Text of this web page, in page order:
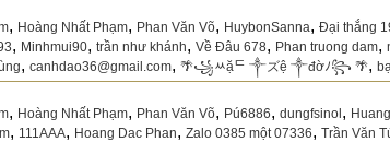
, Hoàng Nhất Phạm, Phan Văn Võ, HuybonSanna, Đại thắng
, Minhmui90, trần như khánh, Về Đâu 678, Phan truong dam,
, canhdao36@gmail.com, 🌴꧁ﾶặᄃ ༒ズệ ༒đờﾉ꧂ 🌴,
, Hoàng Nhất Phạm, Phan Văn Võ, Pú6886, dungfsinol ,
, 111AAA, Hoang Dac Phan, Zalo 0385 một 07336, Trần Văn